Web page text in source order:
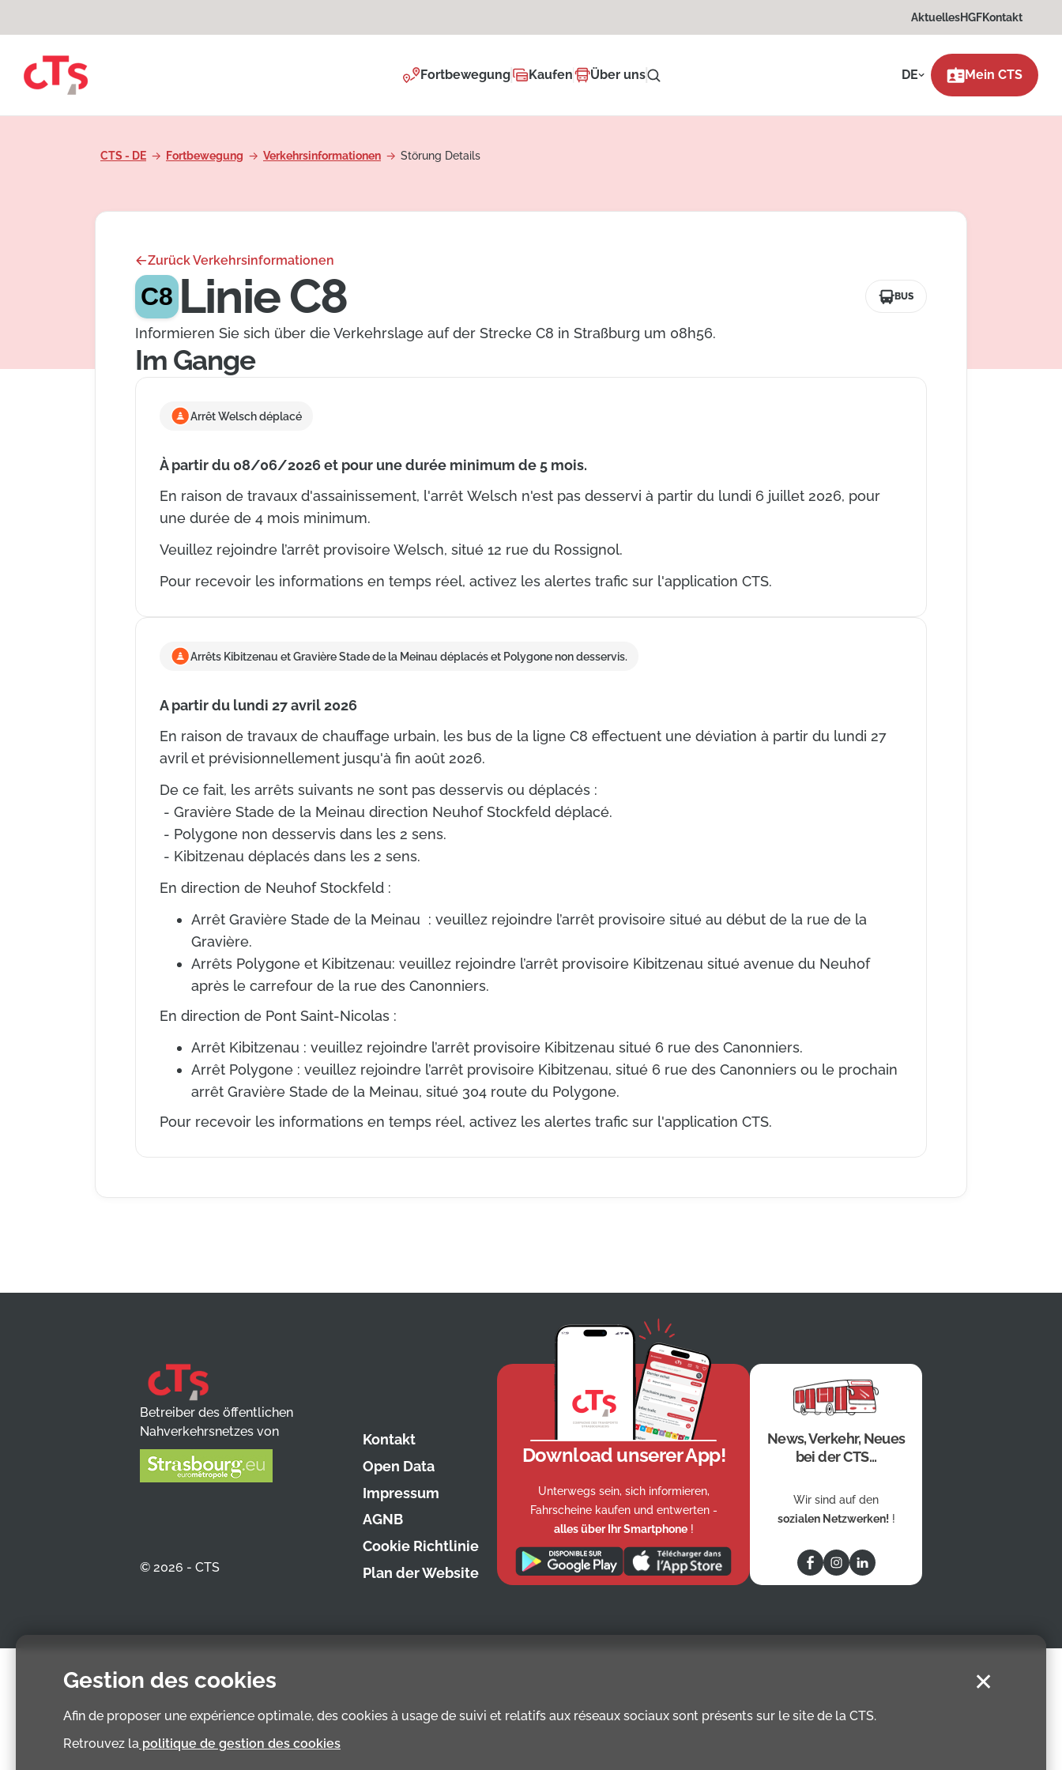
Gestion des cookies
Afin de proposer une expérience optimale, des cookies à usage de suivi et relatifs aux réseaux sociaux sont présents sur le site de la CTS.
Retrouvez la politique de gestion des cookies
✕
AktuellesHGFKontakt
Fortbewegung Kaufen Über uns DE Mein CTS
CTS - DE Fortbewegung Verkehrsinformationen Störung Details
Zurück Verkehrsinformationen
C8 Linie C8 BUS
Informieren Sie sich über die Verkehrslage auf der Strecke C8 in Straßburg um 08h56.
Im Gange
Arrêt Welsch déplacé
À partir du 08/06/2026 et pour une durée minimum de 5 mois.
En raison de travaux d'assainissement, l'arrêt Welsch n'est pas desservi à partir du lundi 6 juillet 2026, pour
une durée de 4 mois minimum.
Veuillez rejoindre l’arrêt provisoire Welsch, situé 12 rue du Rossignol.
Pour recevoir les informations en temps réel, activez les alertes trafic sur l'application CTS.
Arrêts Kibitzenau et Gravière Stade de la Meinau déplacés et Polygone non desservis.
A partir du lundi 27 avril 2026
En raison de travaux de chauffage urbain, les bus de la ligne C8 effectuent une déviation à partir du lundi 27
avril et prévisionnellement jusqu'à fin août 2026.
De ce fait, les arrêts suivants ne sont pas desservis ou déplacés :
- Gravière Stade de la Meinau direction Neuhof Stockfeld déplacé.
- Polygone non desservis dans les 2 sens.
- Kibitzenau déplacés dans les 2 sens.
En direction de Neuhof Stockfeld :
Arrêt Gravière Stade de la Meinau : veuillez rejoindre l’arrêt provisoire situé au début de la rue de la
Gravière.
Arrêts Polygone et Kibitzenau: veuillez rejoindre l’arrêt provisoire Kibitzenau situé avenue du Neuhof
après le carrefour de la rue des Canonniers.
En direction de Pont Saint-Nicolas :
Arrêt Kibitzenau : veuillez rejoindre l’arrêt provisoire Kibitzenau situé 6 rue des Canonniers.
Arrêt Polygone : veuillez rejoindre l’arrêt provisoire Kibitzenau, situé 6 rue des Canonniers ou le prochain
arrêt Gravière Stade de la Meinau, situé 304 route du Polygone.
Pour recevoir les informations en temps réel, activez les alertes trafic sur l'application CTS.
Betreiber des öffentlichen
Nahverkehrsnetzes von
© 2026 - CTS
Kontakt
Open Data
Impressum
AGNB
Cookie Richtlinie
Plan der Website
Download unserer App!
Unterwegs sein, sich informieren,
Fahrscheine kaufen und entwerten -
alles über Ihr Smartphone !
News, Verkehr, Neues
bei der CTS...
Wir sind auf den
sozialen Netzwerken! !